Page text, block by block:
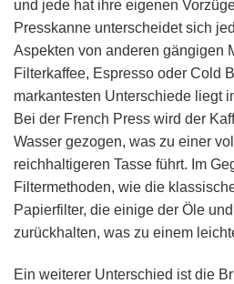
und jede hat ihre eigenen
Presskanne unterscheidet sich
Aspekten von anderen gängigen
Filterkaffee, Espresso oder Cold
markantesten Unterschiede liegt
Bei der French Press wird der
Wasser gezogen, was zu einer
reichhaltigeren Tasse führt. Im
Filtermethoden, wie die
Papierfilter, die einige der Öle
zurückhalten, was zu einem
Ein weiterer Unterschied ist die